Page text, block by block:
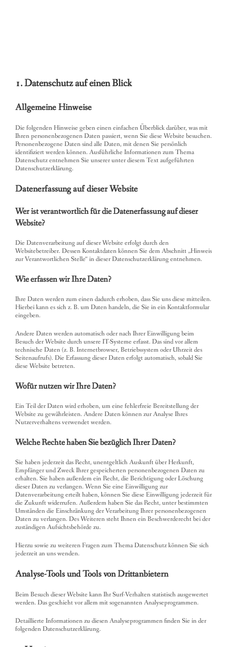
1. Datenschutz auf einen Blick
Allgemeine Hinweise
Die folgenden Hinweise geben einen einfachen Überblick darüber, was mit
Ihren personenbezogenen Daten passiert, wenn Sie diese Website besuchen.
Personenbezogene Daten sind alle Daten, mit denen Sie persönlich
identifiziert werden können. Ausführliche Informationen zum Thema
Datenschutz entnehmen Sie unserer unter diesem Text aufgeführten
Datenschutzerklärung.
Datenerfassung auf dieser Website
Wer ist verantwortlich für die Datenerfassung auf dieser
Website?
Die Datenverarbeitung auf dieser Website erfolgt durch den
Websitebetreiber. Dessen Kontaktdaten können Sie dem Abschnitt „Hinweis
zur Verantwortlichen Stelle“ in dieser Datenschutzerklärung entnehmen.
Wie erfassen wir Ihre Daten?
Ihre Daten werden zum einen dadurch erhoben, dass Sie uns diese mitteilen.
Hierbei kann es sich z. B. um Daten handeln, die Sie in ein Kontaktformular
eingeben.
Andere Daten werden automatisch oder nach Ihrer Einwilligung beim
Besuch der Website durch unsere IT-Systeme erfasst. Das sind vor allem
technische Daten (z. B. Internetbrowser, Betriebssystem oder Uhrzeit des
Seitenaufrufs). Die Erfassung dieser Daten erfolgt automatisch, sobald Sie
diese Website betreten.
Wofür nutzen wir Ihre Daten?
Ein Teil der Daten wird erhoben, um eine fehlerfreie Bereitstellung der
Website zu gewährleisten. Andere Daten können zur Analyse Ihres
Nutzerverhaltens verwendet werden.
Welche Rechte haben Sie bezüglich Ihrer Daten?
Sie haben jederzeit das Recht, unentgeltlich Auskunft über Herkunft,
Empfänger und Zweck Ihrer gespeicherten personenbezogenen Daten zu
erhalten. Sie haben außerdem ein Recht, die Berichtigung oder Löschung
dieser Daten zu verlangen. Wenn Sie eine Einwilligung zur
Datenverarbeitung erteilt haben, können Sie diese Einwilligung jederzeit für
die Zukunft widerrufen. Außerdem haben Sie das Recht, unter bestimmten
Umständen die Einschränkung der Verarbeitung Ihrer personenbezogenen
Daten zu verlangen. Des Weiteren steht Ihnen ein Beschwerderecht bei der
zuständigen Aufsichtsbehörde zu.
Hierzu sowie zu weiteren Fragen zum Thema Datenschutz können Sie sich
jederzeit an uns wenden.
Analyse-Tools und Tools von Dritt­anbietern
Beim Besuch dieser Website kann Ihr Surf-Verhalten statistisch ausgewertet
werden. Das geschieht vor allem mit sogenannten Analyseprogrammen.
Detaillierte Informationen zu diesen Analyseprogrammen finden Sie in der
folgenden Datenschutzerklärung.